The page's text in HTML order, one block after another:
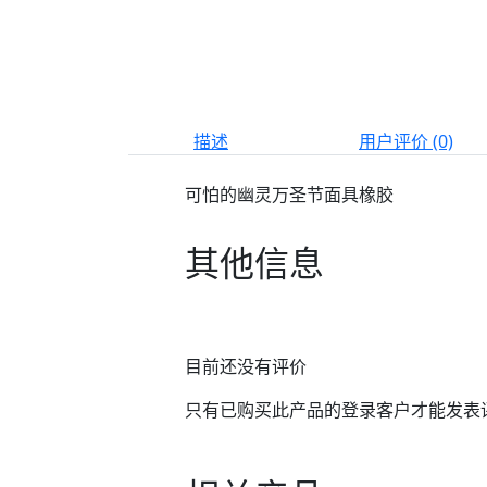
描述 用户评价 (0)
可怕的幽灵万圣节面具橡胶
其他信息
目前还没有评价
只有已购买此产品的登录客户才能发表